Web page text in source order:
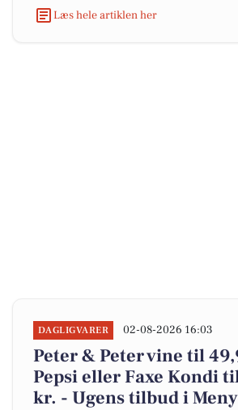
Læs hele artiklen her
DAGLIGVARER 02-08-2026 16:03
Peter & Peter vine til
Pepsi eller Faxe Kondi
kr. - Ugens tilbud i Meny